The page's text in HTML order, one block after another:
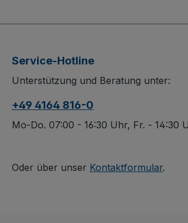
Service-Hotline
Unterstützung und Beratung unter:
+49 4164 816-0
Mo-Do. 07:00 - 16:30 Uhr, Fr. - 14:30
Oder über unser Kontaktformular.